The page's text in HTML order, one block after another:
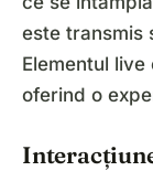
este transmis
Elementul
oferind o